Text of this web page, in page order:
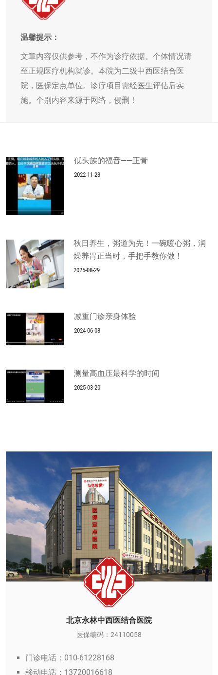
温馨提示：
文章内容仅供参考，不作为诊疗依据。个体情况请
至正规医疗机构就诊。本院为二级中西医结合医
院，医保定点单位。诊疗项目需经医生评估后实
施。个别内容来源于网络，侵删！
低头族的福音——正骨
2022-11-23
秋日养生，粥道为先！一碗暖心粥，润
燥养胃正当时，手把手教你做！
2025-08-29
减重门诊亲身体验
2024-06-08
测量高血压最科学的时间
2025-03-20
北京永林中西医结合医院
医保编码：24110058
门诊电话：010-61228168
移动电话：13720016618